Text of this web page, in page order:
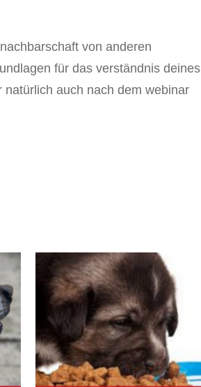
von anderen
für das verständnis deines
auch nach dem webinar